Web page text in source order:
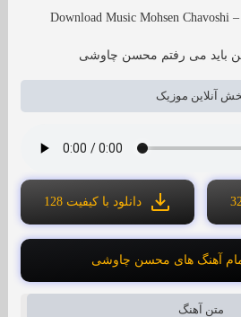
Download Music Mohsen Chavoshi
آنلاین موزیک
دانلود با کیفیت 128
تمام آهنگ های محسن چاوشی
متن آهنگ